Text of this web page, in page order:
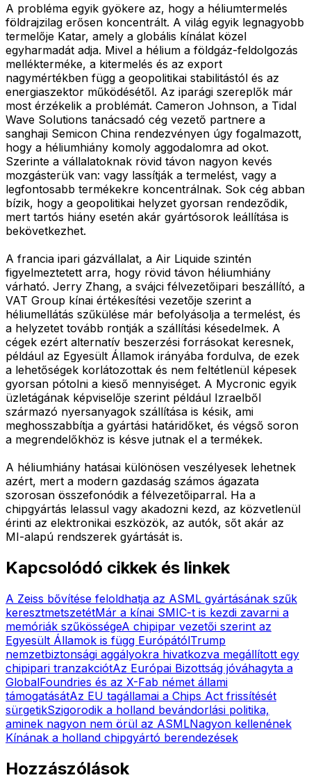
A probléma egyik gyökere az, hogy a héliumtermelés
földrajzilag erősen koncentrált. A világ egyik legnagyobb
termelője Katar, amely a globális kínálat közel
egyharmadát adja. Mivel a hélium a földgáz-feldolgozás
mellékterméke, a kitermelés és az export
nagymértékben függ a geopolitikai stabilitástól és az
energiaszektor működésétől. Az iparági szereplők már
most érzékelik a problémát. Cameron Johnson, a Tidal
Wave Solutions tanácsadó cég vezető partnere a
sanghaji Semicon China rendezvényen úgy fogalmazott,
hogy a héliumhiány komoly aggodalomra ad okot.
Szerinte a vállalatoknak rövid távon nagyon kevés
mozgásterük van: vagy lassítják a termelést, vagy a
legfontosabb termékekre koncentrálnak. Sok cég abban
bízik, hogy a geopolitikai helyzet gyorsan rendeződik,
mert tartós hiány esetén akár gyártósorok leállítása is
bekövetkezhet.
A francia ipari gázvállalat, a Air Liquide szintén
figyelmeztetett arra, hogy rövid távon héliumhiány
várható. Jerry Zhang, a svájci félvezetőipari beszállító, a
VAT Group kínai értékesítési vezetője szerint a
héliumellátás szűkülése már befolyásolja a termelést, és
a helyzetet tovább rontják a szállítási késedelmek. A
cégek ezért alternatív beszerzési forrásokat keresnek,
például az Egyesült Államok irányába fordulva, de ezek
a lehetőségek korlátozottak és nem feltétlenül képesek
gyorsan pótolni a kieső mennyiséget. A Mycronic egyik
üzletágának képviselője szerint például Izraelből
származó nyersanyagok szállítása is késik, ami
meghosszabbítja a gyártási határidőket, és végső soron
a megrendelőkhöz is késve jutnak el a termékek.
A héliumhiány hatásai különösen veszélyesek lehetnek
azért, mert a modern gazdaság számos ágazata
szorosan összefonódik a félvezetőiparral. Ha a
chipgyártás lelassul vagy akadozni kezd, az közvetlenül
érinti az elektronikai eszközök, az autók, sőt akár az
MI-alapú rendszerek gyártását is.
Kapcsolódó cikkek és linkek
A Zeiss bővítése feloldhatja az ASML gyártásának szűk
keresztmetszetétMár a kínai SMIC-t is kezdi zavarni a
memóriák szűkösségeA chipipar vezetői szerint az
Egyesült Államok is függ EurópátólTrump
nemzetbiztonsági aggályokra hivatkozva megállított egy
chipipari tranzakciótAz Európai Bizottság jóváhagyta a
GlobalFoundries és az X-Fab német állami
támogatásátAz EU tagállamai a Chips Act frissítését
sürgetikSzigorodik a holland bevándorlási politika,
aminek nagyon nem örül az ASMLNagyon kellenének
Kínának a holland chipgyártó berendezések
Hozzászólások